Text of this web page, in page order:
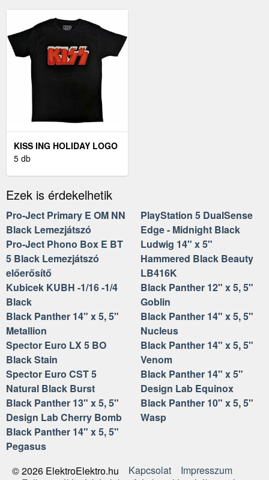
KISS ING HOLIDAY LOGO
UNISEX BLACK M
5 db
Ezek is érdekelhetik
Pro-Ject Primary E OM NN
Black Lemezjátszó
PlayStation 5 DualSense
Edge - Midnight Black
Pro-Ject Phono Box E BT
5 Black Lemezjátszó
előerősítő
Ludwig 14" x 5"
Hammered Black Beauty
LB416K
Kubicek KUBH -1/16 -1/4
Black
Black Panther 12" x 5, 5"
Goblin
Black Panther 14" x 5, 5"
Metallion
Black Panther 14" x 5, 5"
Nucleus
Spector Euro LX 5 BO
Black Stain
Black Panther 14" x 5, 5"
Venom
Spector Euro CST 5
Natural Black Burst
Black Panther 14" x 5"
Design Lab Equinox
Black Panther 13" x 5, 5"
Design Lab Cherry Bomb
Black Panther 10" x 5, 5"
Wasp
Black Panther 14" x 5, 5"
Pegasus
© 2026 ElektroElektro.hu
Kapcsolat
Impresszum